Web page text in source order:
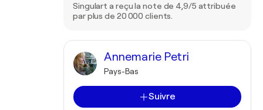
Singulart a reçu la note de 4,9/5 attribuée
par plus de 20 000 clients.
Annemarie Petri
Pays-Bas
Suivre